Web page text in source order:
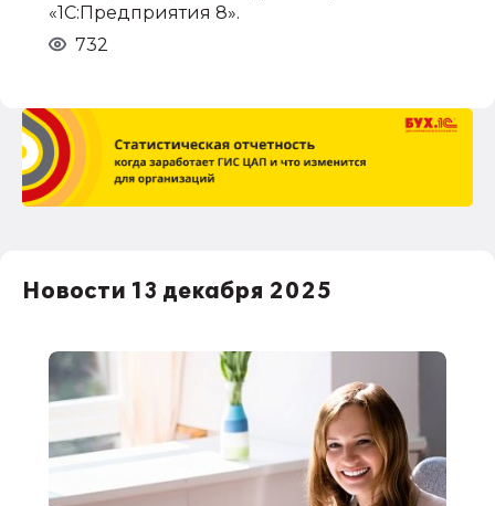
«1С:Предприятия 8».
732
Новости 13 декабря 2025